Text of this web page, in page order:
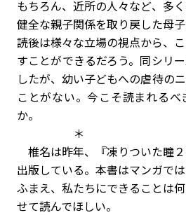
もちろん、近所の人々など、多
健全な親子関係を取り戻した母
読後は様々な立場の視点から、
すことができるだろう。同シリ
したが、幼い子どもへの虐待の
ことがない。今こそ読まれるべ
か。
＊
椎名は昨年、『凍りついた瞳
出版している。本書はマンガで
ふまえ、私たちにできることは
せて読んでほしい。